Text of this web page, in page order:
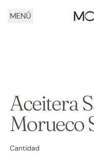
MENÚ
Aceitera
Morueco
Cantidad